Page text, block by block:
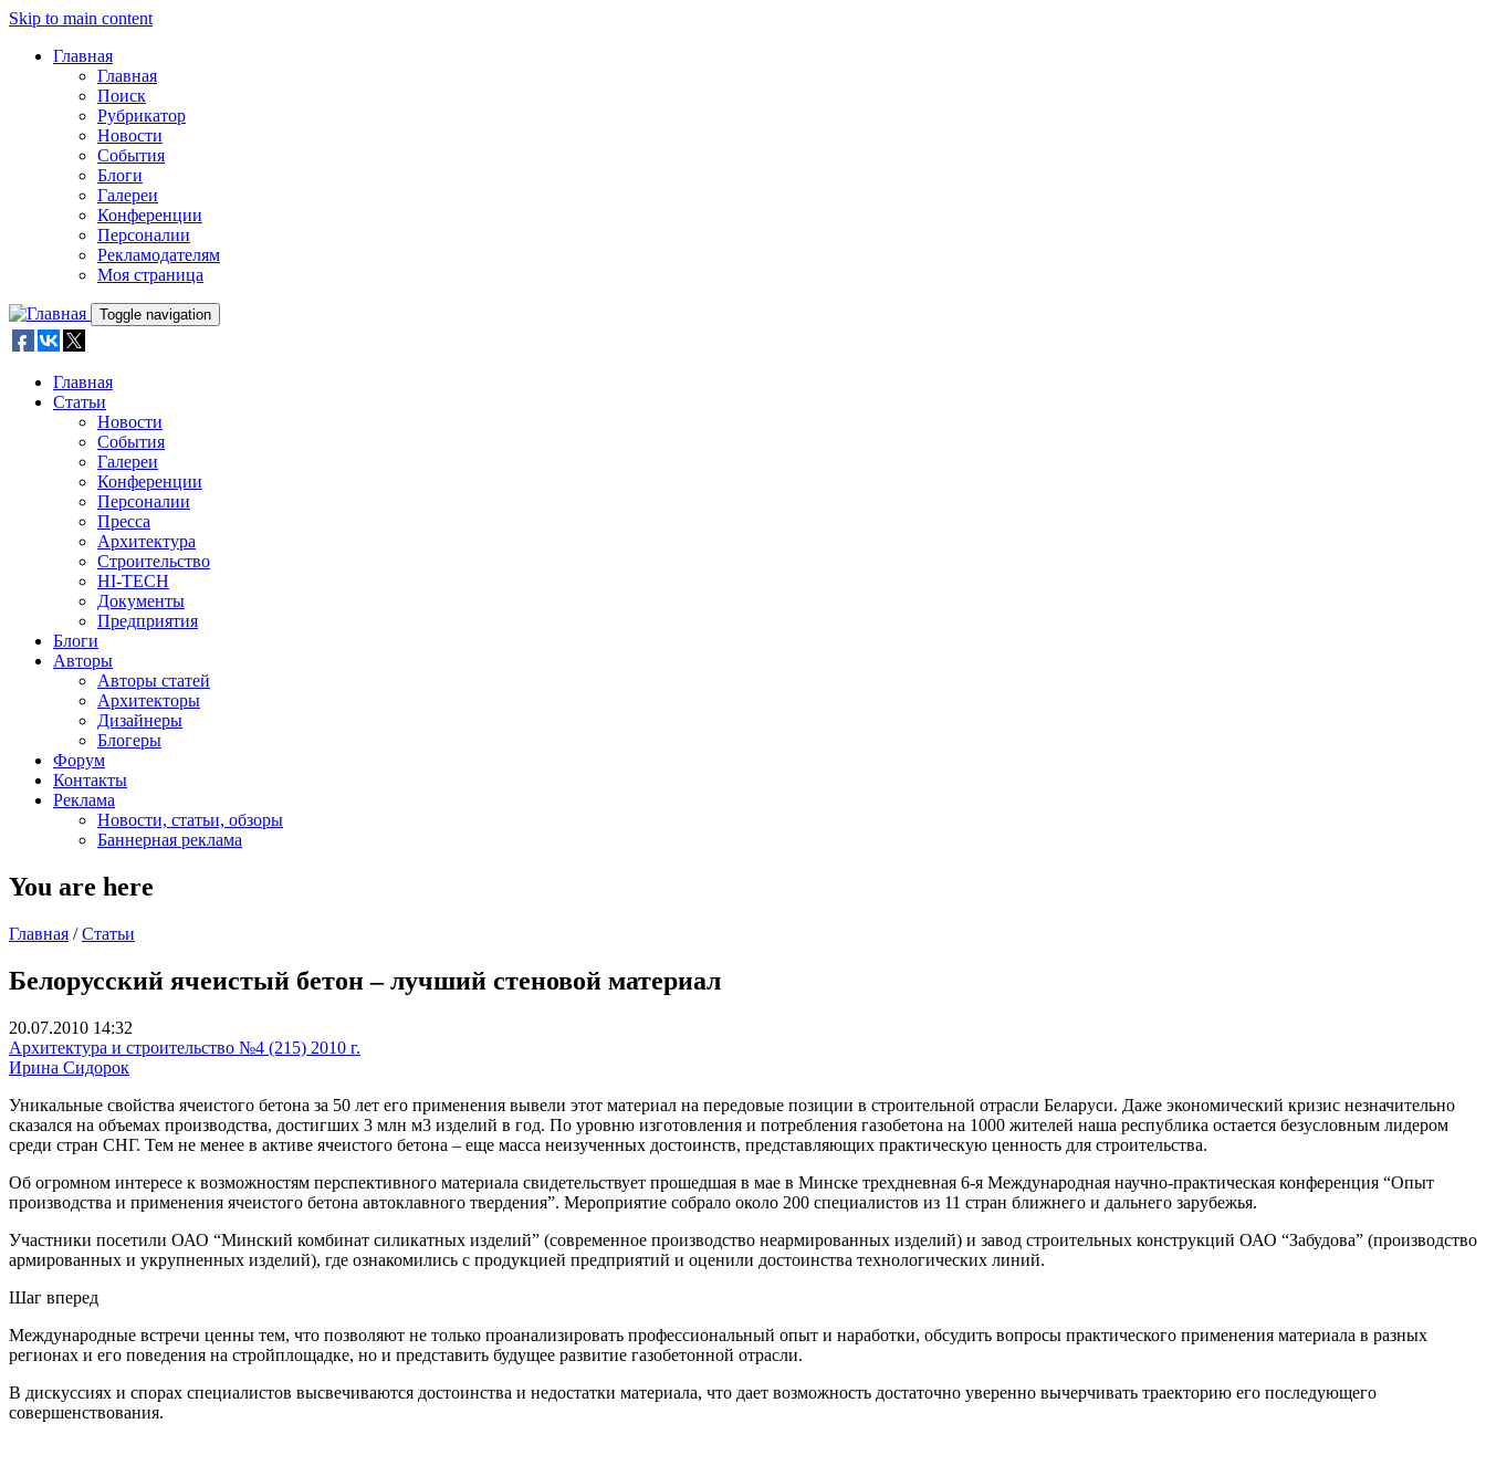
Skip to main content
Главная
Главная
Поиск
Рубрикатор
Новости
События
Блоги
Галереи
Конференции
Персоналии
Рекламодателям
Моя страница
Toggle navigation
Главная
Статьи
Новости
События
Галереи
Конференции
Персоналии
Пресса
Архитектура
Строительство
HI-TECH
Документы
Предприятия
Блоги
Авторы
Авторы статей
Архитекторы
Дизайнеры
Блогеры
Форум
Контакты
Реклама
Новости, статьи, обзоры
Баннерная реклама
You are here
Главная / Статьи
Белорусский ячеистый бетон – лучший стеновой материал
20.07.2010 14:32
Архитектура и строительство №4 (215) 2010 г.
Ирина Сидорок
Уникальные свойства ячеистого бетона за 50 лет его применения вывели этот материал на передовые позиции в строительной отрасли Беларуси. Даже экономический кризис незначительно
сказался на объемах производства, достигших 3 млн м3 изделий в год. По уровню изготовления и потребления газобетона на 1000 жителей наша республика остается безусловным лидером
среди стран СНГ. Тем не менее в активе ячеистого бетона – еще масса неизученных достоинств, представляющих практическую ценность для строительства.
Об огромном интересе к возможностям перспективного материала свидетельствует прошедшая в мае в Минске трехдневная 6-я Международная научно-практическая конференция “Опыт
производства и применения ячеистого бетона автоклавного твердения”. Мероприятие собрало около 200 специалистов из 11 стран ближнего и дальнего зарубежья.
Участники посетили ОАО “Минский комбинат силикатных изделий” (современное производство неармированных изделий) и завод строительных конструкций ОАО “Забудова” (производство
армированных и укрупненных изделий), где ознакомились с продукцией предприятий и оценили достоинства технологических линий.
Шаг вперед
Международные встречи ценны тем, что позволяют не только проанализировать профессиональный опыт и наработки, обсудить вопросы практического применения материала в разных
регионах и его поведения на стройплощадке, но и представить будущее развитие газобетонной отрасли.
В дискуссиях и спорах специалистов высвечиваются достоинства и недостатки материала, что дает возможность достаточно уверенно вычерчивать траекторию его последующего
совершенствования.